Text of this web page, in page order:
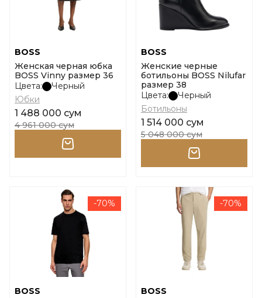
BOSS
Женская черная юбка
BOSS Vinny размер 36
Цвета:
Черный
Юбки
1 488 000 сум
4 961 000 сум
BOSS
Женские черные
ботильоны BOSS Nilufar
размер 38
Цвета:
Черный
Ботильоны
1 514 000 сум
5 048 000 сум
-70%
BOSS
-70%
BOSS